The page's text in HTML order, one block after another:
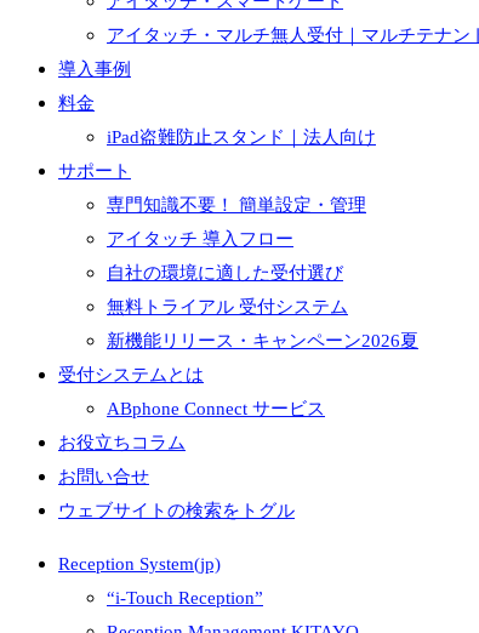
アイタッチ・マルチ無人受付｜マルチテナン
導入事例
料金
iPad盗難防止スタンド｜法人向け
サポート
専門知識不要！ 簡単設定・管理
アイタッチ 導入フロー
自社の環境に適した受付選び
無料トライアル 受付システム
新機能リリース・キャンペーン2026夏
受付システムとは
ABphone Connect サービス
お役立ちコラム
お問い合せ
ウェブサイトの検索をトグル
Reception System(jp)
“i-Touch Reception”